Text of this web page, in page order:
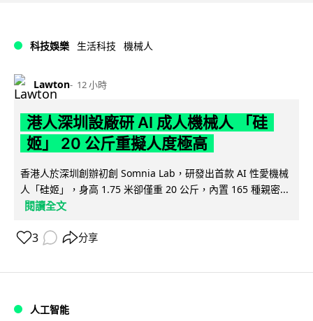
科技娛樂 生活科技 機械人
Lawton 12 小時
港人深圳設廠研 AI 成人機械人 「硅
姬」 20 公斤重擬人度極高
香港人於深圳創辦初創 Somnia Lab，研發出首款 AI 性愛機械
人「硅姬」，身高 1.75 米卻僅重 20 公斤，內置 165 種親密...
閱讀全文
3 分享
人工智能